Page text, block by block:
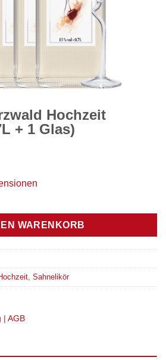
Hochzeit
+ 1 Glas)
Bundle (6x0,7L + 1 Glas) Menge
WARENKORB
, Sahnelikör
| AGB